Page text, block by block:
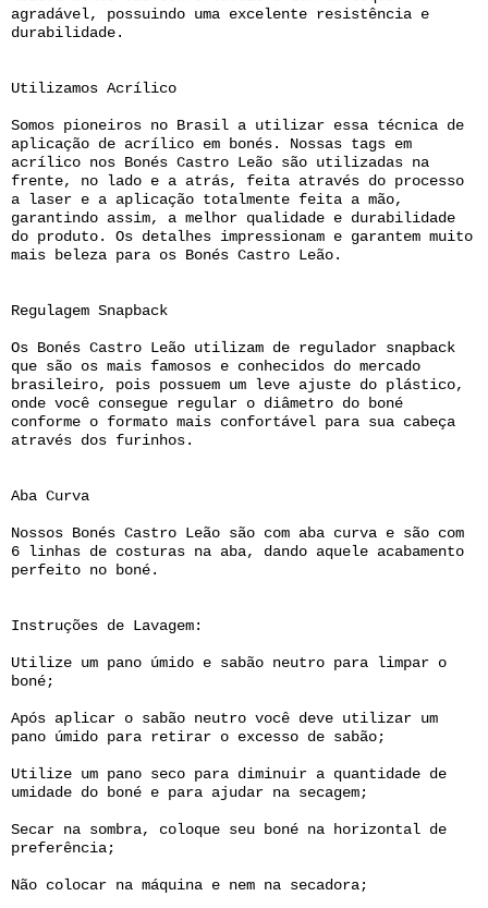
agradável, possuindo uma excelente resistência e
durabilidade.
Utilizamos Acrílico
Somos pioneiros no Brasil a utilizar essa técnica de
aplicação de acrílico em bonés. Nossas tags em
acrílico nos Bonés Castro Leão são utilizadas na
frente, no lado e a atrás, feita através do processo
a laser e a aplicação totalmente feita a mão,
garantindo assim, a melhor qualidade e durabilidade
do produto. Os detalhes impressionam e garantem muito
mais beleza para os Bonés Castro Leão.
Regulagem Snapback
Os Bonés Castro Leão utilizam de regulador snapback
que são os mais famosos e conhecidos do mercado
brasileiro, pois possuem um leve ajuste do plástico,
onde você consegue regular o diâmetro do boné
conforme o formato mais confortável para sua cabeça
através dos furinhos.
Aba Curva
Nossos Bonés Castro Leão são com aba curva e são com
6 linhas de costuras na aba, dando aquele acabamento
perfeito no boné.
Instruções de Lavagem:
Utilize um pano úmido e sabão neutro para limpar o
boné;
Após aplicar o sabão neutro você deve utilizar um
pano úmido para retirar o excesso de sabão;
Utilize um pano seco para diminuir a quantidade de
umidade do boné e para ajudar na secagem;
Secar na sombra, coloque seu boné na horizontal de
preferência;
Não colocar na máquina e nem na secadora;